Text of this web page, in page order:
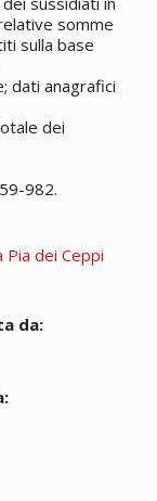
somme
sulla base
dati anagrafici
dei
982.
Pia dei Ceppi
da: